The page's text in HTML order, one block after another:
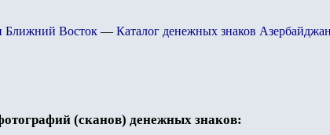
Ближний Восток — Каталог денежных знаков
(сканов) денежных знаков: